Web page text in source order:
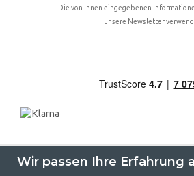
Die von Ihnen eingegebenen
unsere Newsletter
Wir passen Ihre Erfahrung